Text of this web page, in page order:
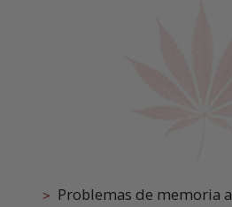
Problemas de memoria